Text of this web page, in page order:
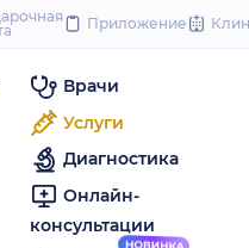
to
Приложение
Врачи
Услуги
Диагностика
Онлайн-
консультации